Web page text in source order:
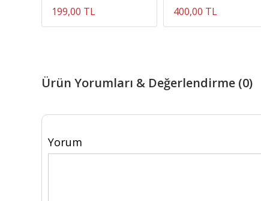
199,00 TL 400,00 TL
Ürün Yorumları & Değerlendirme (0)
Yorum